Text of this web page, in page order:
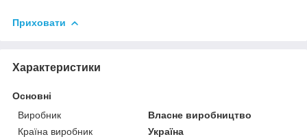
Приховати
Характеристики
Основні
Виробник
Власне виробництво
Країна виробник
Україна